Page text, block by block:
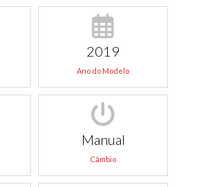
2019
Ano do Modelo
Manual
Câmbio